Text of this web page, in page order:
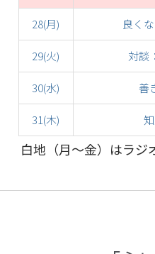
28(月) 良く
29(火) 対談
30(水) 善
31(木)
白地（月～金）はラ